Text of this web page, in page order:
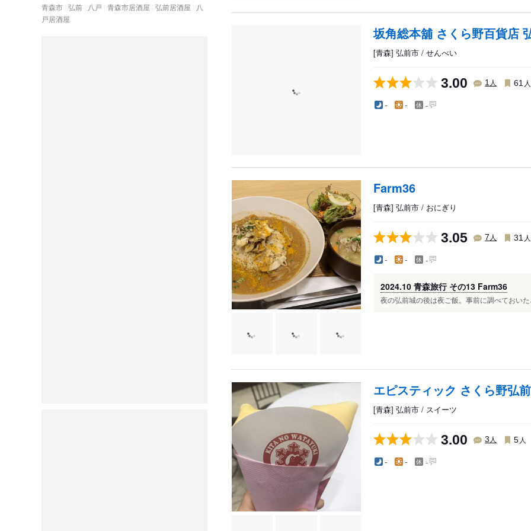
青森市 弘前 八戸 青森市居酒屋 弘前居酒屋
八
戸居酒屋
坂角総本舖 さくら野百貨店
[青森] 弘前市 / せんべい
3.00 1人 61 人
- - -
Farm36
[青森] 弘前市 / おにぎり
3.05 7 人 31 人
- - -
2024.10 青森旅行 その13 Farm36
夜の弘前城の後は夜ご飯。事前に調べておい
エピスティック さくら野弘
[青森] 弘前市 / スイーツ
3.00 3 人 5 人
- - -